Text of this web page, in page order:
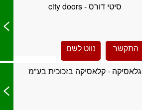
סיטי דורס - city doors
התקשר נווט לשם
>
גלאסיקה - קלאסיקה בזכוכית בע"מ
>